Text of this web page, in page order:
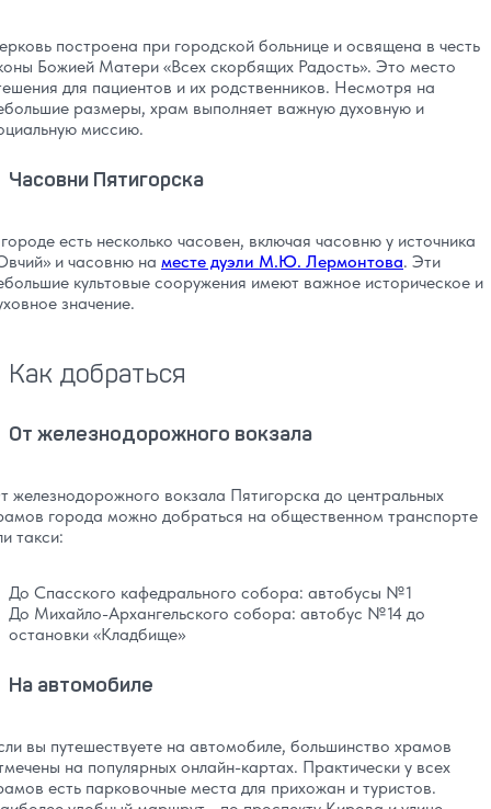
построена при городской больнице и освящена в честь
Божией Матери «Всех скорбящих Радость». Это место
для пациентов и их родственников. Несмотря на
размеры, храм выполняет важную духовную и
миссию.
Часовни Пятигорска
есть несколько часовен, включая часовню у источника
и часовню на месте дуэли М.Ю. Лермонтова. Эти
культовые сооружения имеют важное историческое и
значение.
Как добраться
От железнодорожного вокзала
железнодорожного вокзала Пятигорска до центральных
города можно добраться на общественном транспорте
такси:
До Спасского кафедрального собора: автобусы №1
До Михайло-Архангельского собора: автобус №14 до
остановки «Кладбище»
На автомобиле
вы путешествуете на автомобиле, большинство храмов
на популярных онлайн-картах. Практически у всех
есть парковочные места для прихожан и туристов.